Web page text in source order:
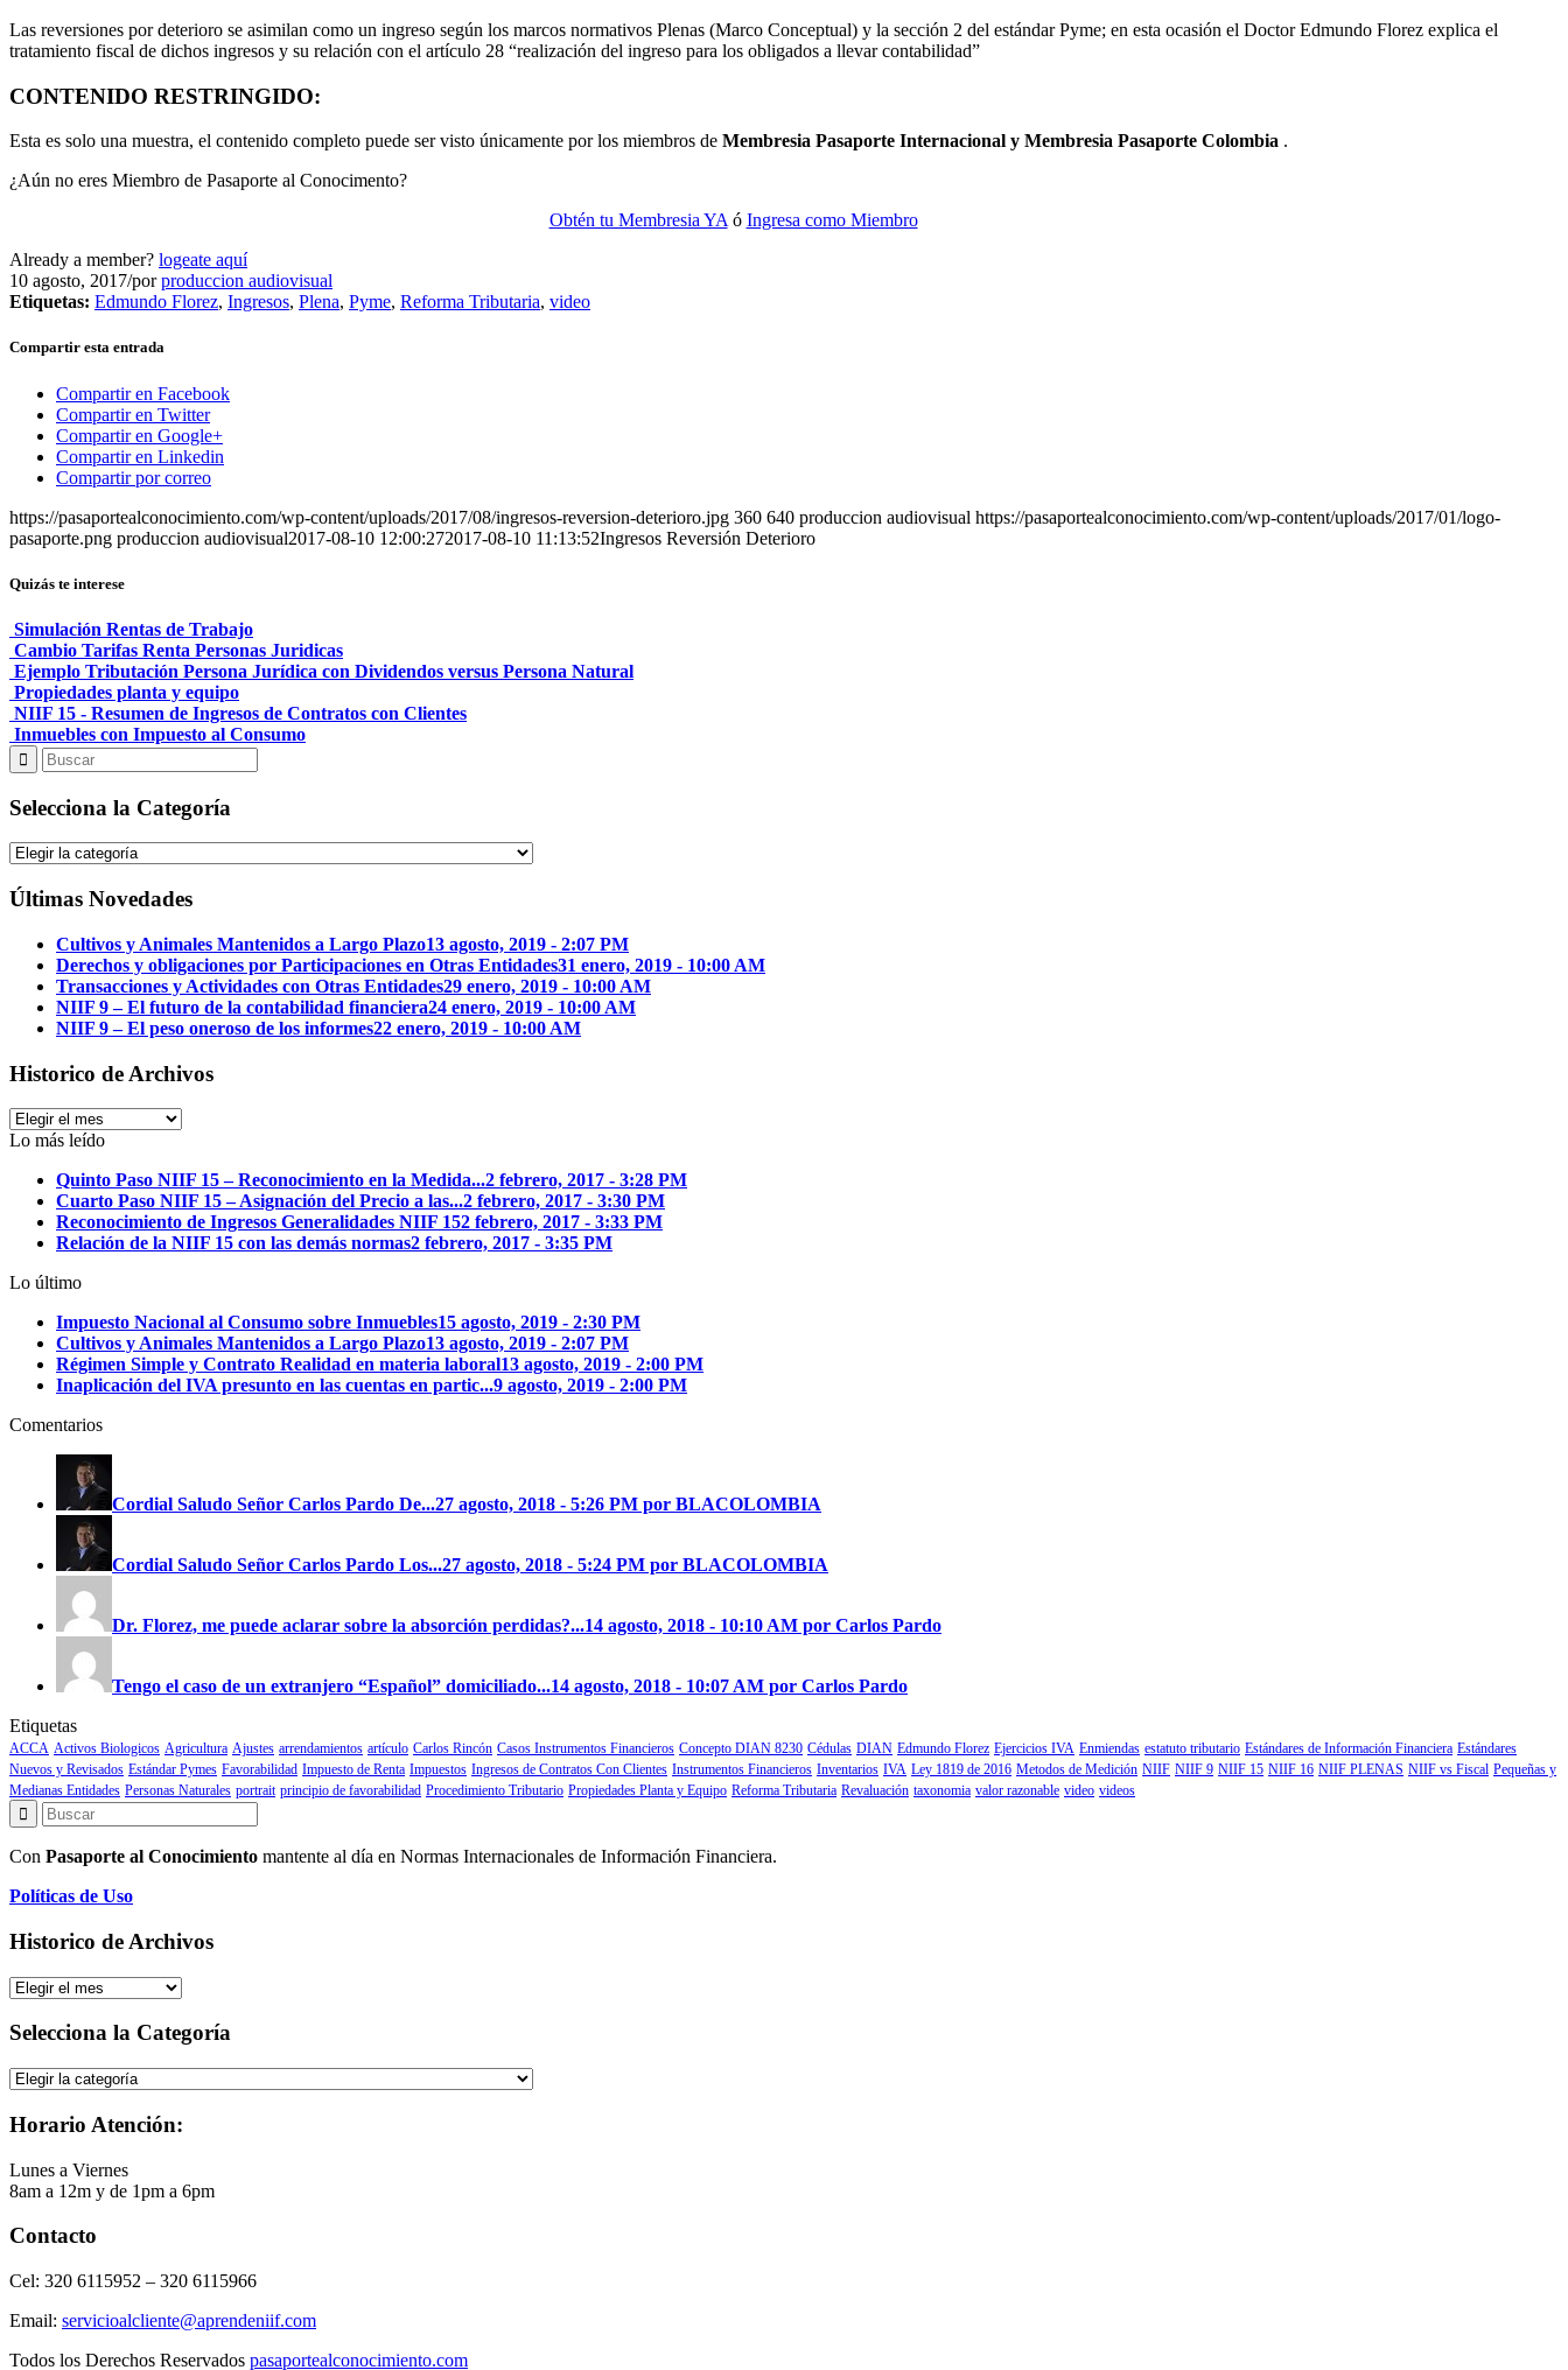
Las reversiones por deterioro se asimilan como un ingreso según los marcos normativos Plenas (Marco Conceptual) y la sección 2 del estándar Pyme; en esta ocasión el Doctor Edmundo Florez explica el
tratamiento fiscal de dichos ingresos y su relación con el artículo 28 “realización del ingreso para los obligados a llevar contabilidad”
CONTENIDO RESTRINGIDO:
Esta es solo una muestra, el contenido completo puede ser visto únicamente por los miembros de Membresia Pasaporte Internacional y Membresia Pasaporte Colombia .
¿Aún no eres Miembro de Pasaporte al Conocimento?
Obtén tu Membresia YA ó Ingresa como Miembro
Already a member? logeate aquí
10 agosto, 2017/porproduccion audiovisual
Etiquetas: Edmundo Florez, Ingresos, Plena, Pyme, Reforma Tributaria, video
Compartir esta entrada
Compartir en Facebook
Compartir en Twitter
Compartir en Google+
Compartir en Linkedin
Compartir por correo
https://pasaportealconocimiento.com/wp-content/uploads/2017/08/ingresos-reversion-deterioro.jpg 360 640 produccion audiovisual https://pasaportealconocimiento.com/wp-content/uploads/2017/01/logo-
pasaporte.png produccion audiovisual2017-08-10 12:00:272017-08-10 11:13:52Ingresos Reversión Deterioro
Quizás te interese
Simulación Rentas de Trabajo
Cambio Tarifas Renta Personas Juridicas
Ejemplo Tributación Persona Jurídica con Dividendos versus Persona Natural
Propiedades planta y equipo
NIIF 15 - Resumen de Ingresos de Contratos con Clientes
Inmuebles con Impuesto al Consumo
Selecciona la Categoría
Selecciona
Categoría
Últimas Novedades
Cultivos y Animales Mantenidos a Largo Plazo13 agosto, 2019 - 2:07 PM
Derechos y obligaciones por Participaciones en Otras Entidades31 enero, 2019 - 10:00 AM
Transacciones y Actividades con Otras Entidades29 enero, 2019 - 10:00 AM
NIIF 9 – El futuro de la contabilidad financiera24 enero, 2019 - 10:00 AM
NIIF 9 – El peso oneroso de los informes22 enero, 2019 - 10:00 AM
Historico de Archivos
Historico
de
Lo más leído
Quinto Paso NIIF 15 – Reconocimiento en la Medida...2 febrero, 2017 - 3:28 PM
Cuarto Paso NIIF 15 – Asignación del Precio a las...2 febrero, 2017 - 3:30 PM
Reconocimiento de Ingresos Generalidades NIIF 152 febrero, 2017 - 3:33 PM
Relación de la NIIF 15 con las demás normas2 febrero, 2017 - 3:35 PM
Lo último
Impuesto Nacional al Consumo sobre Inmuebles15 agosto, 2019 - 2:30 PM
Cultivos y Animales Mantenidos a Largo Plazo13 agosto, 2019 - 2:07 PM
Régimen Simple y Contrato Realidad en materia laboral13 agosto, 2019 - 2:00 PM
Inaplicación del IVA presunto en las cuentas en partic...9 agosto, 2019 - 2:00 PM
Comentarios
Cordial Saludo Señor Carlos Pardo De...27 agosto, 2018 - 5:26 PM por BLACOLOMBIA
Cordial Saludo Señor Carlos Pardo Los...27 agosto, 2018 - 5:24 PM por BLACOLOMBIA
Dr. Florez, me puede aclarar sobre la absorción perdidas?...14 agosto, 2018 - 10:10 AM por Carlos Pardo
Tengo el caso de un extranjero “Español” domiciliado...14 agosto, 2018 - 10:07 AM por Carlos Pardo
Etiquetas
ACCA Activos Biologicos Agricultura Ajustes arrendamientos artículo Carlos Rincón Casos Instrumentos Financieros Concepto DIAN 8230 Cédulas DIAN Edmundo Florez Ejercicios IVA Enmiendas estatuto tributario Estándares de Información Financiera Estándares
Nuevos y Revisados Estándar Pymes Favorabilidad Impuesto de Renta Impuestos Ingresos de Contratos Con Clientes Instrumentos Financieros Inventarios IVA Ley 1819 de 2016 Metodos de Medición NIIF NIIF 9 NIIF 15 NIIF 16 NIIF PLENAS NIIF vs Fiscal Pequeñas y
Medianas Entidades Personas Naturales portrait principio de favorabilidad Procedimiento Tributario Propiedades Planta y Equipo Reforma Tributaria Revaluación taxonomia valor razonable video videos
Con Pasaporte al Conocimiento mantente al día en Normas Internacionales de Información Financiera.
Políticas de Uso
Historico de Archivos
Historico
Archivos
Selecciona la Categoría
Selecciona
Categoría
Horario Atención:
Lunes a Viernes
8am a 12m y de 1pm a 6pm
Contacto
Cel: 320 6115952 – 320 6115966
Email: servicioalcliente@aprendeniif.com
Todos los Derechos Reservados pasaportealconocimiento.com